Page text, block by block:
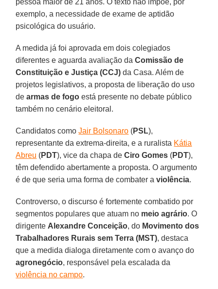
exemplo, a necessidade de exame de aptidão
psicológica do usuário.
A medida já foi aprovada em dois colegiados
diferentes e aguarda avaliação daComissão de
Constituição e Justiça (CCJ) da Casa. Além de
projetos legislativos, a proposta de liberação do uso
dearmas de fogo está presente no debate público
também no cenário eleitoral.
Candidatos comoJair Bolsonaro (PSL),
representante da extrema-direita, e a ruralista Kátia
Abreu (PDT), vice da chapa deCiro Gomes (PDT),
têm defendido abertamente a proposta. O argumento
é de que seria uma forma de combater aviolência.
Controverso, o discurso é fortemente combatido por
segmentos populares que atuam no meio agrário. O
dirigente Alexandre Conceição, do Movimento dos
Trabalhadores Rurais sem Terra (MST), destaca
que a medida dialoga diretamente com o avanço do
agronegócio, responsável pela escalada da
violência no campo.